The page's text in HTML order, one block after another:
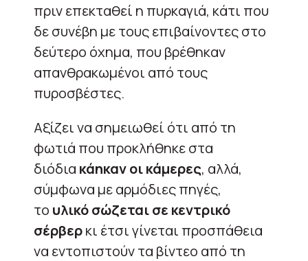
πριν επεκταθεί η πυρκαγιά, κάτι που
δε συνέβη με τους επιβαίνοντες στο
δεύτερο όχημα, που βρέθηκαν
απανθρακωμένοι από τους
πυροσβέστες.
Αξίζει να σημειωθεί ότι από τη
φωτιά που προκλήθηκε στα
διόδια κάηκαν οι κάμερες, αλλά,
σύμφωνα με αρμόδιες πηγές,
το υλικό σώζεται σε κεντρικό
σέρβερκι έτσι γίνεται προσπάθεια
να εντοπιστούν τα βίντεο από τη